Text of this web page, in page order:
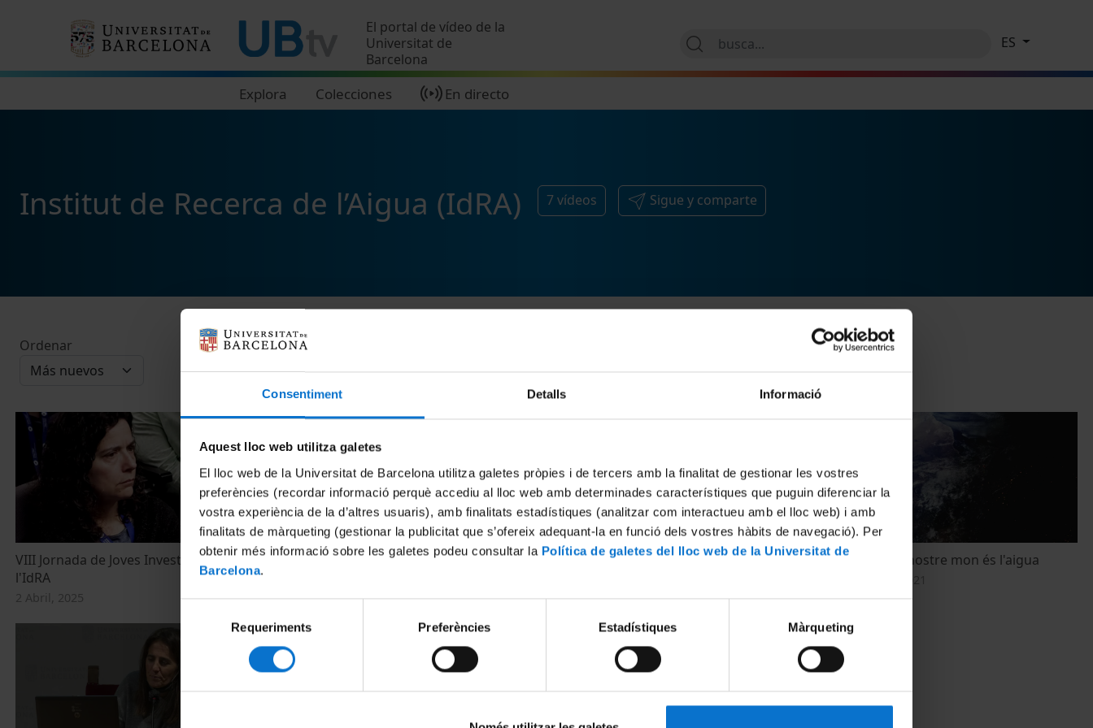
Consentiment Detalls Informació
Aquest lloc web utilitza galetes
El lloc web de la Universitat de Barcelona utilitza galetes pròpies i de tercers amb la finalitat de gestionar les vostres
preferències (recordar informació perquè accediu al lloc web amb determinades característiques que puguin diferenciar la
vostra experiència de la d’altres usuaris), amb finalitats estadístiques (analitzar com interactueu amb el lloc web) i amb
finalitats de màrqueting (gestionar la publicitat que s’ofereix adequant-la en funció dels vostres hàbits de navegació). Per
obtenir més informació sobre les galetes podeu consultar la Política de galetes del lloc web de la Universitat de
Barcelona.
de
consentiment
Requeriments Preferències Estadístiques Màrqueting
El portal de vídeo de la
Universitat de
Barcelona
Explora Colecciones En directo
ES
Institut de Recerca de l’Aigua (IdRA) 7vídeos Sigue y comparte
Ordenar
VIII Jornada de Joves Investigadors de
l'IdRA
2 Abril, 2025
VII Jornada de Joves Investigadors de
29 Mayo, 2024
Somos IdRA, nuestro mundo es el agua Som l'IdRA. El nostre mon és l'aigua